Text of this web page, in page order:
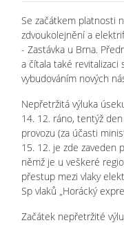
Se začátkem platnosti
zdvoukolejnění a
- Zastávka u Brna.
a čítala také revitalizaci
vybudováním nových
Nepřetržitá výluka
14. 12. ráno, tentýž
provozu (za účasti
15. 12. je zde zaveden
němž je u veškeré
přestup mezi vlaky
Sp vlaků „Horácký
Začátek nepřetržité